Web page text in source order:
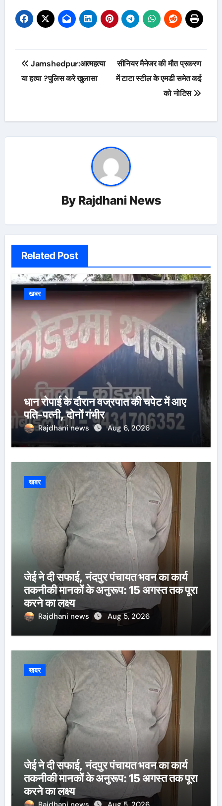
Post
navigation
Jamshedpur:आत्महत्या
या हत्या ?पुलिस करे खुलासा
सीनियर मैनेजर की मौत प्रकरण
में टाटा स्टील के एमडी समेत कई
को नोटिस
By Rajdhani News
Related Post
खबर
धान रोपाई के दौरान वज्रपात की चपेट में आए
पति-पत्नी, दोनों गंभीर
Rajdhani news Aug 6, 2026
खबर
जेई ने दी सफाई, नंदपुर पंचायत भवन का कार्य
तकनीकी मानकों के अनुरूप: 15 अगस्त तक पूरा
करने का लक्ष्य
Rajdhani news Aug 5, 2026
खबर
जेई ने दी सफाई, नंदपुर पंचायत भवन का कार्य
तकनीकी मानकों के अनुरूप: 15 अगस्त तक पूरा
करने का लक्ष्य